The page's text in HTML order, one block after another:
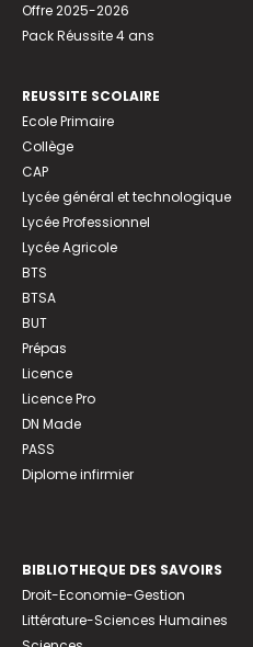
Offre 2025-2026
Pack Réussite 4 ans
REUSSITE SCOLAIRE
Ecole Primaire
Collège
CAP
Lycée général et technologique
Lycée Professionnel
Lycée Agricole
BTS
BTSA
BUT
Prépas
Licence
Licence Pro
DN Made
PASS
Diplome infirmier
BIBLIOTHEQUE DES SAVOIRS
Droit-Economie-Gestion
Littérature-Sciences Humaines